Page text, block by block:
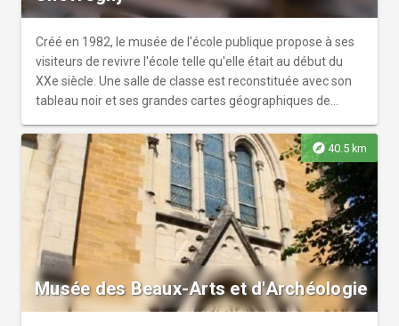
Créé en 1982, le musée de l'école publique propose à ses
visiteurs de revivre l'école telle qu'elle était au début du
XXe siècle. Une salle de classe est reconstituée avec son
tableau noir et ses grandes cartes géographiques de
dans lesquels les élèves trempaient consciencieusement
leur plume... Des animations audiovisuelles témoignent de
l'atmosphère qui régnait alors. La visite du musée ne
s'arrête pas là, une salle regorgeant de petits trésors vous
permettra de découvrir les particularités des maîtres de la
République, l'enseignement moral et civique, ses outils,
ses photographies et reproductions d'époque... RV donc
chaque dimanche (entre avril et octobre) de 15h à 17h !
explore 40.5 km
Musée des Beaux-Arts et d'Archéologie